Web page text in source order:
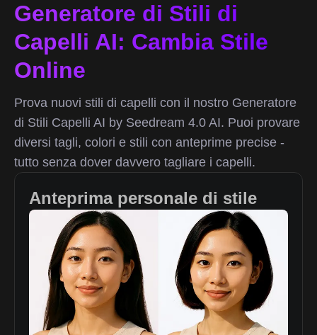
Generatore di Stili di
Capelli AI: Cambia Stile
Online
Prova nuovi stili di capelli con il nostro Generatore
di Stili Capelli AI by Seedream 4.0 AI. Puoi provare
diversi tagli, colori e stili con anteprime precise -
tutto senza dover davvero tagliare i capelli.
Anteprima personale di stile